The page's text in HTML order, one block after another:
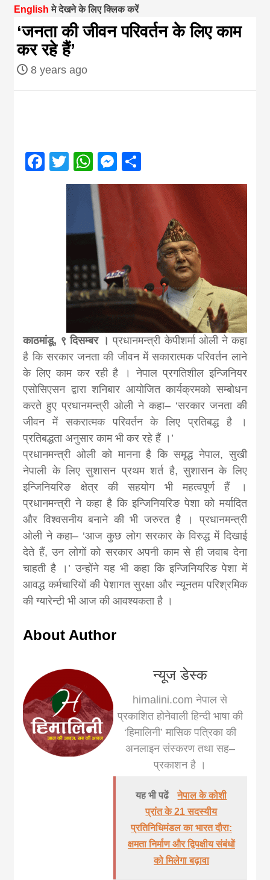
magazine of
Nepal brings
from
news,
khabar
English मे देखने के लिए क्लिक करें
‘जनता की जीवन परिवर्तन के लिए काम
कर रहे हैं’
8 years ago
Facebook
Twitter
WhatsApp
Messenger
काठमांडू, ९ दिसम्बर । प्रधानमन्त्री केपीशर्मा ओली ने कहा
है कि सरकार जनता की जीवन में सकारात्मक परिवर्तन लाने
के लिए काम कर रही है । नेपाल प्रगतिशील इन्जिनियर
एसोसिएसन द्वारा शनिबार आयोजित कार्यक्रमको सम्बोधन
करते हुए प्रधानमन्त्री ओली ने कहा– ‘सरकार जनता की
जीवन में सकरात्मक परिवर्तन के लिए प्रतिबद्ध है ।
प्रतिबद्धता अनुसार काम भी कर रहे हैं ।’
प्रधानमन्त्री ओली को मानना है कि समृद्ध नेपाल, सुखी
नेपाली के लिए सुशासन प्रथम शर्त है, सुशासन के लिए
इन्जिनियरिङ क्षेत्र की सहयोग भी महत्वपूर्ण हैं ।
प्रधानमन्त्री ने कहा है कि इन्जिनियरिङ पेशा को मर्यादित
और विश्वसनीय बनाने की भी जरुरत है । प्रधानमन्त्री
ओली ने कहा– ‘आज कुछ लोग सरकार के विरुद्ध में दिखाई
देते हैं, उन लोगों को सरकार अपनी काम से ही जवाब देना
चाहती है ।’ उन्होंने यह भी कहा कि इन्जिनियरिङ पेशा में
आवद्ध कर्मचारियों की पेशागत सुरक्षा और न्यूनतम परिश्रमिक
की ग्यारेन्टी भी आज की आवश्यकता है ।
About Author
न्यूज डेस्क
himalini.com नेपाल से
प्रकाशित होनेवाली हिन्दी भाषा की
‘हिमालिनी’ मासिक पत्रिका की
अनलाइन संस्करण तथा सह–
प्रकाशन है ।
यह भी पढें
नेपाल के कोशी
प्रांत के 21 सदस्यीय
प्रतिनिधिमंडल का भारत दौरा:
क्षमता निर्माण और द्विपक्षीय संबंधों
को मिलेगा बढ़ावा